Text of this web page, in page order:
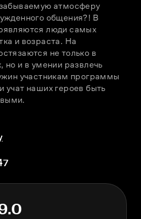
атмосферу
общения?! В
люди самых
и возраста. На
не только в
но и в умении развлечь
участникам программы
наших героев быть